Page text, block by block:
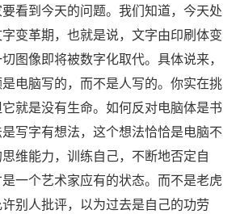
看到今天的问题。我们知道，今天处
变革期，也就是说，文字由印刷体变
图像即将被数字化取代。具体说来，
电脑写的，而不是人写的。你实在挑
就是没有生命。如何反对电脑体是书
写字有想法，这个想法恰恰是电脑不
维能力，训练自己，不断地否定自
一个艺术家应有的状态。而不是老虎
别人批评，以为过去是自己的功劳